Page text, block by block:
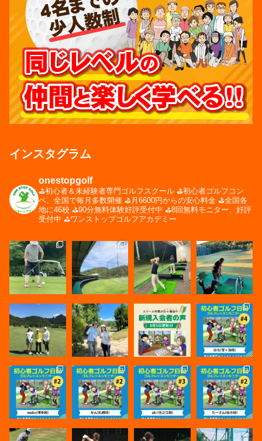
インスタグラム
onestopgolf
⛳️初心者＆未経験者専門ゴルフスクール ⛳️初心者ゴルフコン
ペ、全国で毎月多数開催 ⛳️月6600円からの安心料金 ⛳️全国各
地に46校 ⛳️90分無料体験好評受付中 ⛳️8回無料モニター、好評
受付中 ⛳️ワンストップゴルフアカデミー